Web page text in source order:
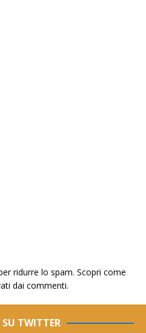
ridurre lo spam. Scopri come
dai commenti.
TWITTER